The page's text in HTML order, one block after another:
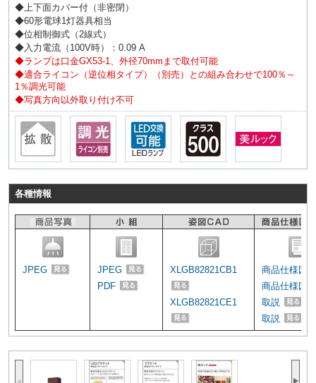
◆上下面カバー付（非密閉）
◆60形電球1灯器具相当
◆位相制御式（2線式）
◆入力電流（100V時）：0.09 A
◆ランプは口金GX53-1、外径70mmまで取付可能
◆適合ライコン（逆位相タイプ）（別売）との組み合わせで100％～
1％調光可能
◆写真方向以外取り付け不可
各種情報
JPEG
JPEG
PDF
XLGB82821CB1
XLGB82821CE1
商品仕様図
商品仕様図
取説
取説